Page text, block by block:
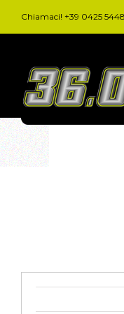
contenuto
Chiamaci! +39 0425